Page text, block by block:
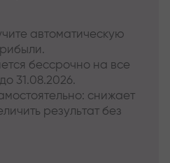
автоматическую
бессрочно на все
31.08.2026.
снижает
результат без